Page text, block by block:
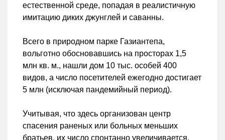
естественной среде, попадая в реалистичную
имитацию диких джунглей и саванны.
Всего в природном парке Газиантепа,
вольготно обосновавшись на просторах 1,5
млн кв. м., нашли дом 10 тыс. особей 400
видов, а число посетителей ежегодно достигает
5 млн (исключая пандемийный период).
Учитывая, что здесь организован центр
спасения раненых или больных меньших
братьев, их число спонтанно увеличивается.